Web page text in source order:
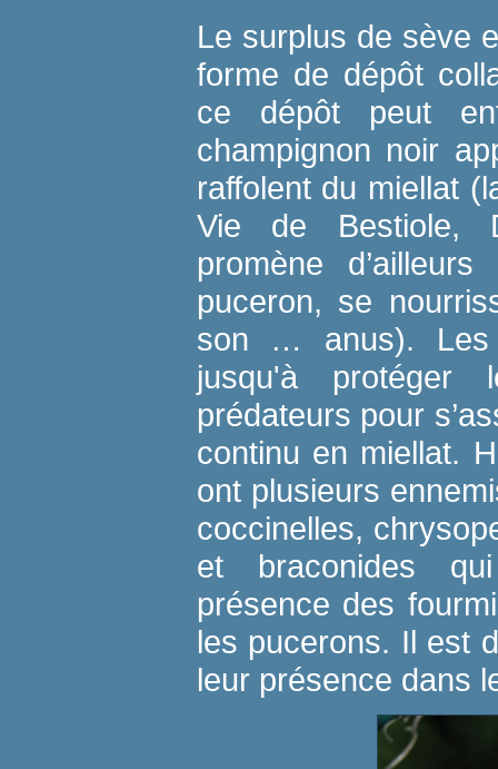
Le surplus de sève
forme de dépôt
ce dépôt peut
champignon noir
raffolent du miellat
Vie de Bestiole,
promène
puceron, se
son … anus). Les
jusqu'à protéger
prédateurs pour
continu en miellat.
ont plusieurs
coccinelles,
et braconides
présence des
les pucerons. Il est
leur présence dans